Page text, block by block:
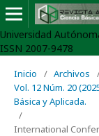
Universidad
ISSN 2007-9478
Inicio / Archivos
Vol. 12 Núm. 20
Básica y Aplicada.
/
International